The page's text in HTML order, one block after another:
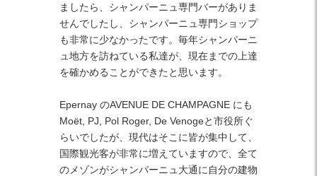
ましたら、シャンパーニュ専門バーがありま
せんでしたし、シャンパーニュ専門ショップ
も非常に少なかったです。毎年シャンパーニ
ュ地方を訪ねている私達が、現在までの上達
を確かめることができたと思います。
Epernay のAVENUE DE CHAMPAGNE にも
Moët, PJ, Pol Roger, De Venogeと市役所ぐ
らいでしたが、現代はそこに皆が集中して、
国際観光客が非常に増えていますので、全て
のメゾンがシャンパーニュ大通に自分の建物